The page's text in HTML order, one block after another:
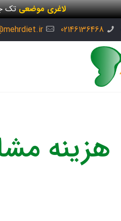
لاغری موضعیتک
02146136468
هزینه